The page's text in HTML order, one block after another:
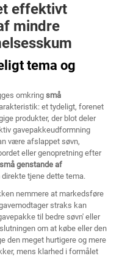
effektivt
mindre
tema og
omkring små
et tydeligt, forenet
produkter, der blot deler
gavepakkeudformning
være afslappet søvn,
eller genopretning efter
små genstande af
tjene dette tema.
nemmere at markedsføre
straks kan
til bedre søvn' eller
om at købe eller den
den meget hurtigere og mere
mens klarhed i formålet